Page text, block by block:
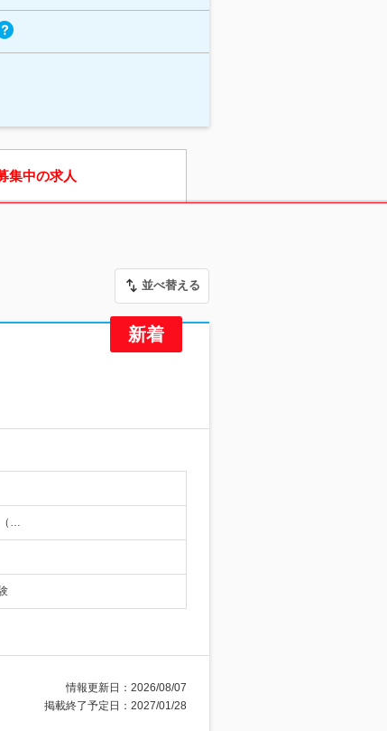
集中の求人
並べ替える
（…
情報更新日：2026/08/07
掲載終了予定日：2027/01/28